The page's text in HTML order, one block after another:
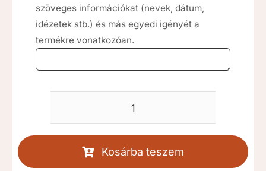
szöveges információkat (nevek, dátum,
idézetek stb.) és más egyedi igényét a
termékre vonatkozóan.
Ezüstkereszt
gyertya
[RKD012]
Kosárba teszem